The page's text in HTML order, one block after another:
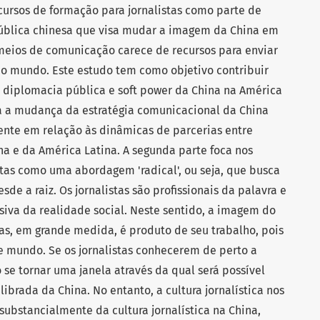
de formação para jornalistas como parte de
chinesa que visa mudar a imagem da China em
de comunicação carece de recursos para enviar
mundo. Este estudo tem como objetivo contribuir
pública e soft power da China na América
mudança da estratégia comunicacional da China
em relação às dinâmicas de parcerias entre
e da América Latina. A segunda parte foca nos
como uma abordagem 'radical', ou seja, que busca
a raiz. Os jornalistas são profissionais da palavra e
da realidade social. Neste sentido, a imagem do
em grande medida, é produto de seu trabalho, pois
Se os jornalistas conhecerem de perto a
tornar uma janela através da qual será possível
da China. No entanto, a cultura jornalística nos
da cultura jornalística na China,